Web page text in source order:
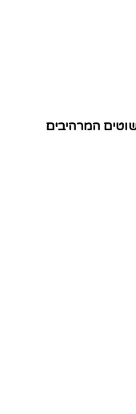
המרהיבים